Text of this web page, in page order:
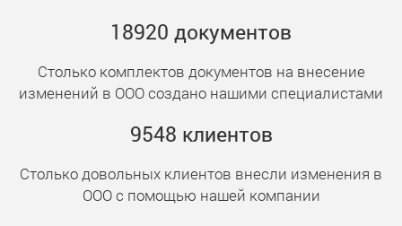
18920 документов
Столько комплектов документов на внесение
изменений в ООО создано нашими специалистами
9548 клиентов
Столько довольных клиентов внесли изменения в
ООО с помощью нашей компании